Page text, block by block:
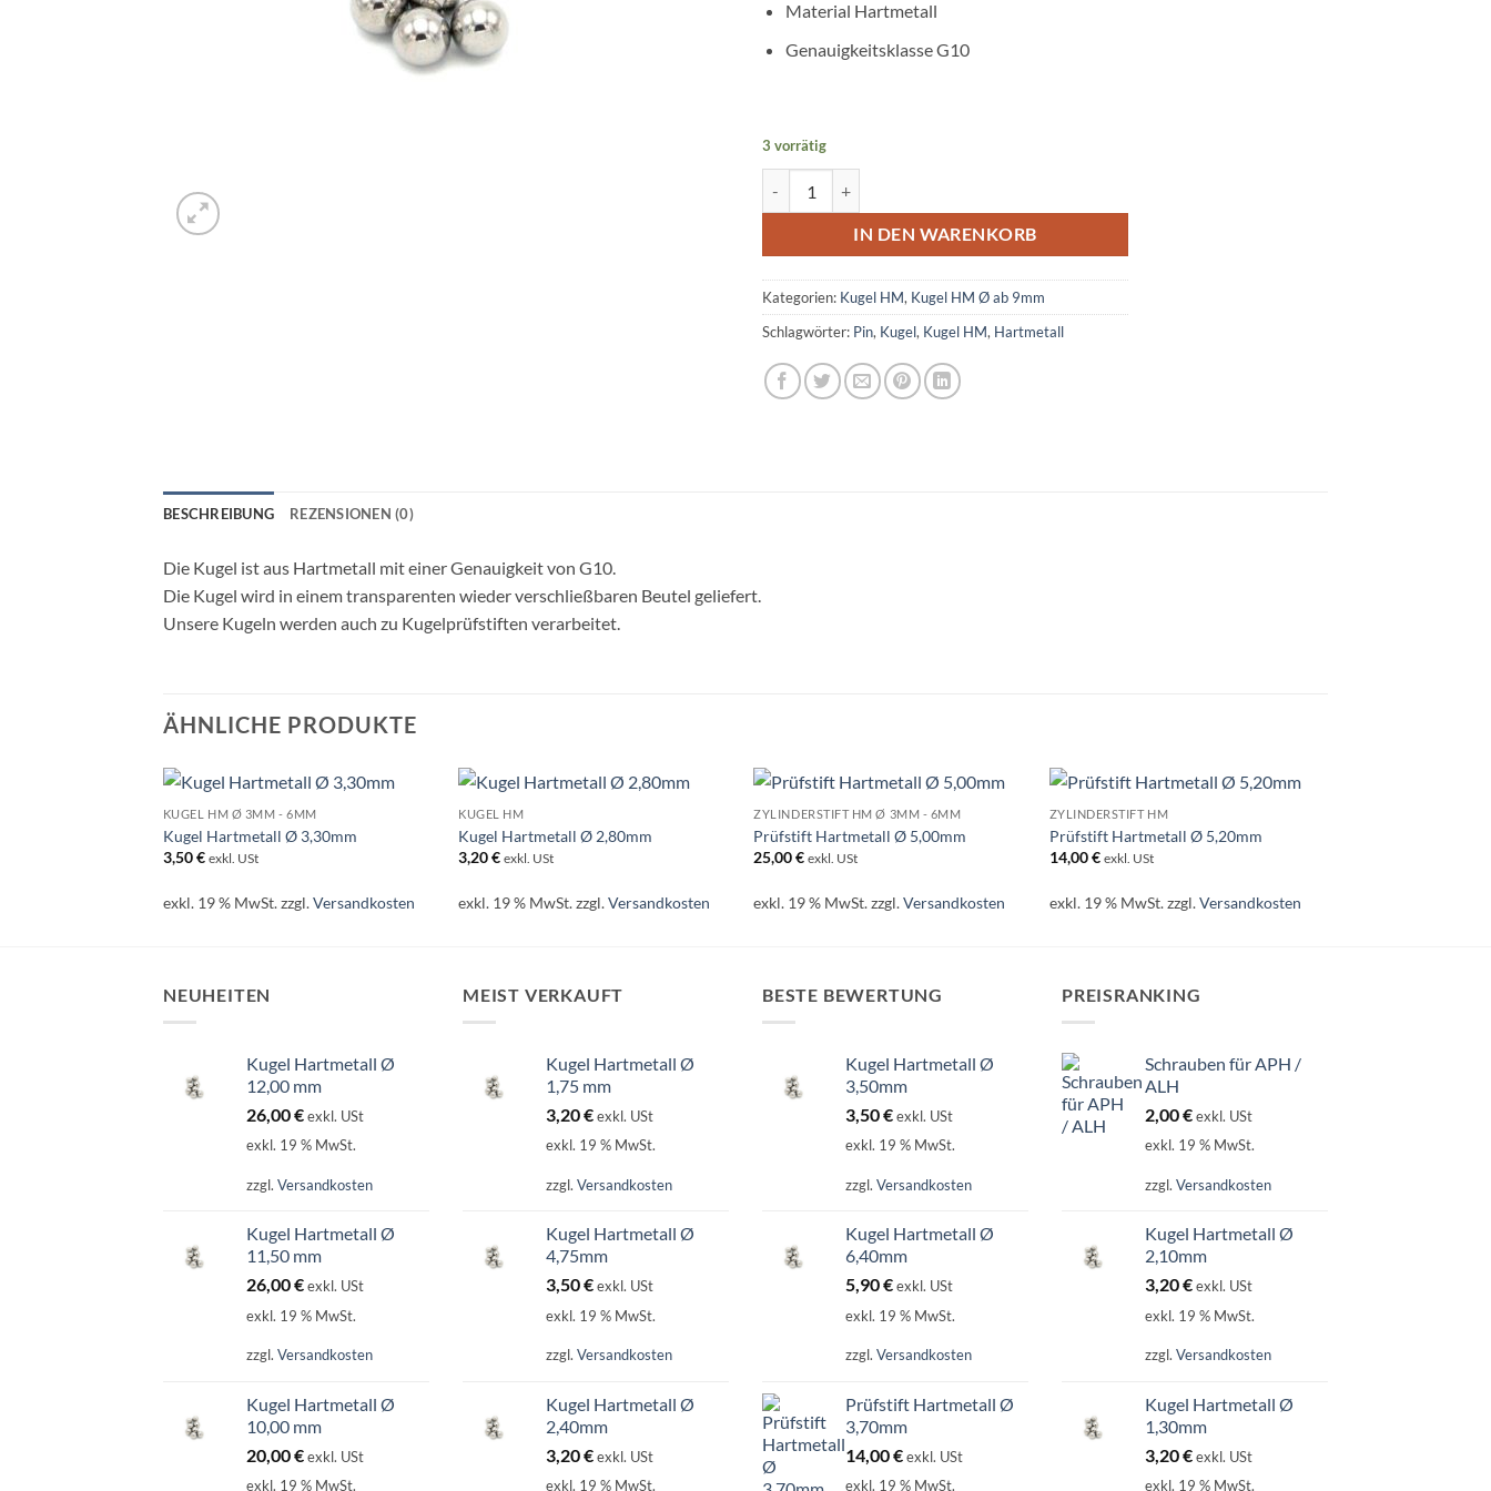
Material Hartmetall
Genauigkeitsklasse G10
3 vorrätig
IN DEN WARENKORB
Kategorien: Kugel HM, Kugel HM Ø ab 9mm
Schlagwörter: Pin, Kugel, Kugel HM, Hartmetall
BESCHREIBUNG REZENSIONEN (0)
Die Kugel ist aus Hartmetall mit einer Genauigkeit von G10.
Die Kugel wird in einem transparenten wieder verschließbaren Beutel geliefert.
Unsere Kugeln werden auch zu Kugelprüfstiften verarbeitet.
ÄHNLICHE PRODUKTE
KUGEL HM Ø 3MM - 6MM
Kugel Hartmetall Ø 3,30mm
3,50€ exkl. USt
exkl. 19 % MwSt.zzgl.Versandkosten
KUGEL HM
Kugel Hartmetall Ø 2,80mm
3,20€ exkl. USt
exkl. 19 % MwSt.zzgl.Versandkosten
ZYLINDERSTIFT HM Ø 3MM - 6MM
Prüfstift Hartmetall Ø 5,00mm
25,00€ exkl. USt
exkl. 19 % MwSt.zzgl.Versandkosten
ZYLINDERSTIFT HM
Prüfstift Hartmetall Ø 5,20mm
14,00€ exkl. USt
exkl. 19 % MwSt. zzgl.Versandkosten
NEUHEITEN
Kugel Hartmetall Ø
12,00 mm
26,00€exkl. USt
exkl. 19 % MwSt.
zzgl. Versandkosten
Kugel Hartmetall Ø
11,50 mm
26,00€exkl. USt
exkl. 19 % MwSt.
zzgl. Versandkosten
Kugel Hartmetall Ø
10,00 mm
20,00€exkl. USt
exkl. 19 % MwSt.
MEIST VERKAUFT
Kugel Hartmetall Ø
1,75 mm
3,20€exkl. USt
exkl. 19 % MwSt.
zzgl. Versandkosten
Kugel Hartmetall Ø
4,75mm
3,50€exkl. USt
exkl. 19 % MwSt.
zzgl. Versandkosten
Kugel Hartmetall Ø
2,40mm
3,20€exkl. USt
exkl. 19 % MwSt.
BESTE BEWERTUNG
Kugel Hartmetall Ø
3,50mm
3,50€exkl. USt
exkl. 19 % MwSt.
zzgl. Versandkosten
Kugel Hartmetall Ø
6,40mm
5,90€exkl. USt
exkl. 19 % MwSt.
zzgl. Versandkosten
Prüfstift Hartmetall Ø
3,70mm
14,00€exkl. USt
exkl. 19 % MwSt.
PREISRANKING
Schrauben für APH /
ALH
2,00€exkl. USt
exkl. 19 % MwSt.
zzgl. Versandkosten
Kugel Hartmetall Ø
2,10mm
3,20€exkl. USt
exkl. 19 % MwSt.
zzgl. Versandkosten
Kugel Hartmetall Ø
1,30mm
3,20€exkl. USt
exkl. 19 % MwSt.